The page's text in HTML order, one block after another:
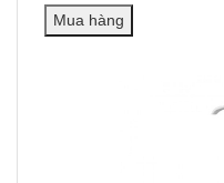
Mua hàng